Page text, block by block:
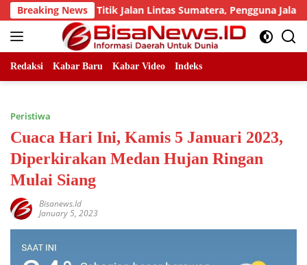
Skip
to
content
Breaking News
Sejumlah Titik Jalan Lintas Sumatera, Pengguna Jalan
Redaksi Kabar Baru Kabar Video Indeks
Peristiwa
Cuaca Hari Ini, Kamis 5 Januari 2023,
Diperkirakan Medan Hujan Ringan
Mulai Siang
Bisanews.id
January 5, 2023